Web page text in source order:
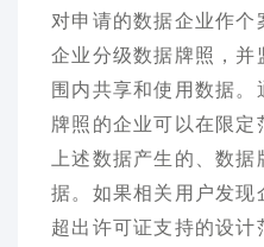
对申请的数据企业作
企业分级数据牌照，
围内共享和使用数据
牌照的企业可以在限
上述数据产生的、数据
据。如果相关用户发现
超出许可证支持的设